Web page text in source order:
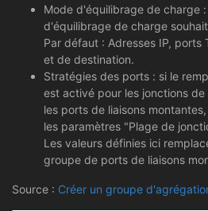
Mode d'équilibrage de charge
d'équilibrage de charge
Par défaut : Adresses IP, ports
et de destination.
Stratégies des ports : si le
est activé pour les jonctions
les ports de liaisons
les paramètres "Plage de
Les valeurs définies ici
groupe de ports de liaisons
Source : Créer un groupe